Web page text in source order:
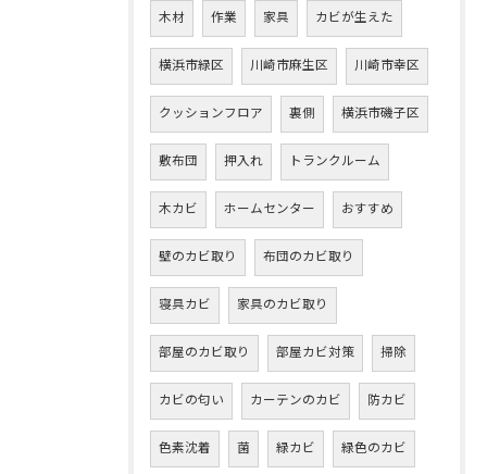
木材 作業 家具 カビが生えた
横浜市緑区 川崎市麻生区 川崎市幸区
クッションフロア 裏側 横浜市磯子区
敷布団 押入れ トランクルーム
木カビ ホームセンター おすすめ
壁のカビ取り 布団のカビ取り
寝具カビ 家具のカビ取り
部屋のカビ取り 部屋カビ対策 掃除
カビの匂い カーテンのカビ 防カビ
色素沈着 菌 緑カビ 緑色のカビ